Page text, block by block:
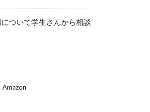
ついて学生さんから相談
Amazon